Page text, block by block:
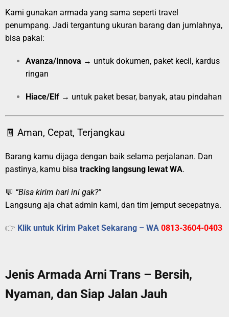
Kami gunakan armada yang sama seperti travel
penumpang. Jadi tergantung ukuran barang dan jumlahnya,
bisa pakai:
Avanza/Innova → untuk dokumen, paket kecil, kardus
ringan
Hiace/Elf → untuk paket besar, banyak, atau pindahan
🧾 Aman, Cepat, Terjangkau
Barang kamu dijaga dengan baik selama perjalanan. Dan
pastinya, kamu bisa tracking langsung lewat WA.
💬 “Bisa kirim hari ini gak?”
Langsung aja chat admin kami, dan tim jemput secepatnya.
👉 Klik untuk Kirim Paket Sekarang – WA 0813-3604-0403
Jenis Armada Arni Trans – Bersih,
Nyaman, dan Siap Jalan Jauh